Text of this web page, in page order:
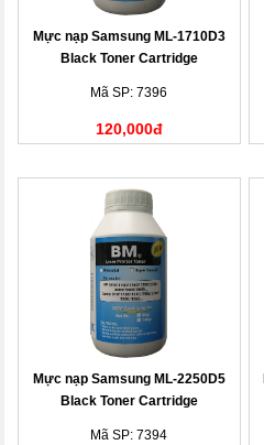
Mực nạp Samsung ML-1710D3
Black Toner Cartridge
Mã SP: 7396
120,000đ
Mực nạp Samsung ML-2250D5
Black Toner Cartridge
Mã SP: 7394